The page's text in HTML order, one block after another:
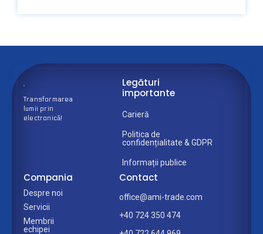
Transformarea
lumii prin
electronică!
Legături
importante
Carieră
Politica de
confidențialitate & GDPR
Informații publice
Compania
Despre noi
Servicii
Membrii
echipei
Contact
office@ami-trade.com
+40 724 350 474